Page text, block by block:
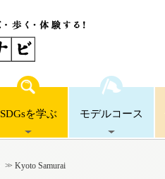
SDGsを学ぶ モデルコース
Kyoto Samurai